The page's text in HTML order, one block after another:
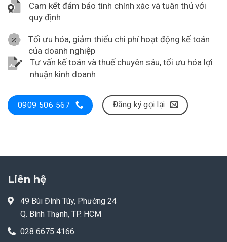
Cam kết đảm bảo tính chính xác và tuân thủ với
quy định
Tối ưu hóa, giảm thiểu chi phí hoạt động kế toán
của doanh nghiệp
Tư vấn kế toán và thuế chuyên sâu, tối ưu hóa lợi
nhuận kinh doanh
0909 506 567 Đăng ký gọi lại
Liên hệ
49 Bùi Đình Túy, Phường 24
Q. Bình Thạnh, TP. HCM
028 6675 4166